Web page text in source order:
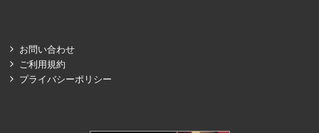
お問い合わせ
ご利用規約
プライバシーポリシー